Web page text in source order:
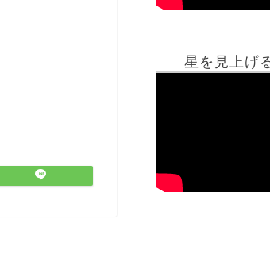
星を見上げ